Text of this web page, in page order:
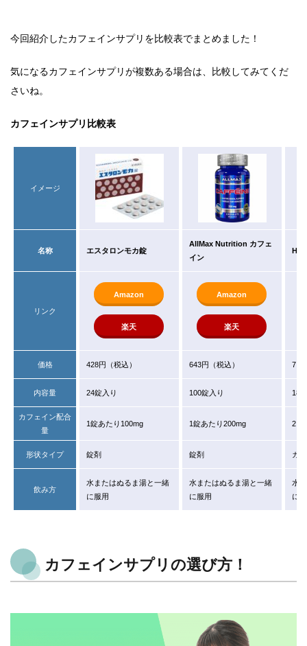
今回紹介したカフェインサプリを比較表でまとめました！
気になるカフェインサプリが複数ある場合は、比較してみてくだ
さいね。
カフェインサプリ比較表
イメージ
名称 エスタロンモカ錠
AllMax Nutrition カフェ
イン
リンク
Amazon
楽天
Amazon
楽天
価格 428円（税込） 643円（税込）
内容量 24錠入り 100錠入り 180
カフェイン配合
量
1錠あたり100mg 1錠あたり200mg 2カ
形状タイプ 錠剤 錠剤 カ
飲み方
水またはぬるま湯と一緒
に服用
水またはぬるま湯と一緒
に服用
水
に
カフェインサプリの選び方！